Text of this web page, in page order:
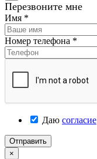
Перезвоните мне
Имя *
Номер телефона *
Даю согласие
Отправить
×